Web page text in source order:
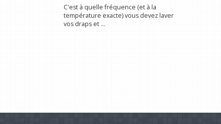
C'est à quelle fréquence (et à la
température exacte) vous devez laver
vos draps et ...